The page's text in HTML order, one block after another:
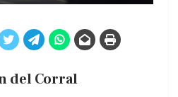
del Corral